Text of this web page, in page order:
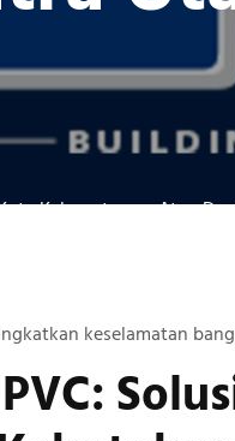
Kabupaten>> Atap
keselamatan